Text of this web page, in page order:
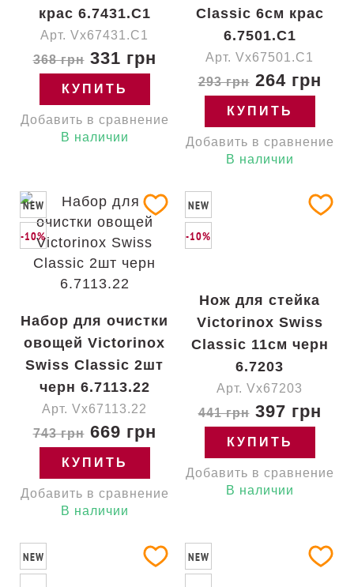
крас 6.7431.C1
Арт. Vx67431.C1
368 грн331 грн
КУПИТЬ
Добавить в сравнение
В наличии
Classic 6см крас
6.7501.C1
Арт. Vx67501.C1
293 грн264 грн
КУПИТЬ
Добавить в сравнение
В наличии
NEW
-10%
Набор для очистки
овощей Victorinox
Swiss Classic 2шт
черн 6.7113.22
Арт. Vx67113.22
743 грн669 грн
КУПИТЬ
Добавить в сравнение
В наличии
NEW
-10%
Нож для стейка
Victorinox Swiss
Classic 11см черн
6.7203
Арт. Vx67203
441 грн397 грн
КУПИТЬ
Добавить в сравнение
В наличии
NEW NEW